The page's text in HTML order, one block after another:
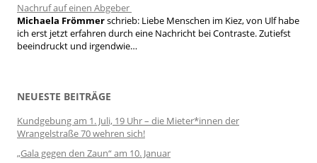
Nachruf auf einen Abgeber
Michaela Frömmerschrieb: Liebe Menschen im Kiez, von Ulf habe
ich erst jetzt erfahren durch eine Nachricht bei Contraste. Zutiefst
beeindruckt und irgendwie…
NEUESTE BEITRÄGE
Kundgebung am 1. Juli, 19 Uhr – die Mieter*innen der
Wrangelstraße 70 wehren sich!
„Gala gegen den Zaun“ am 10. Januar